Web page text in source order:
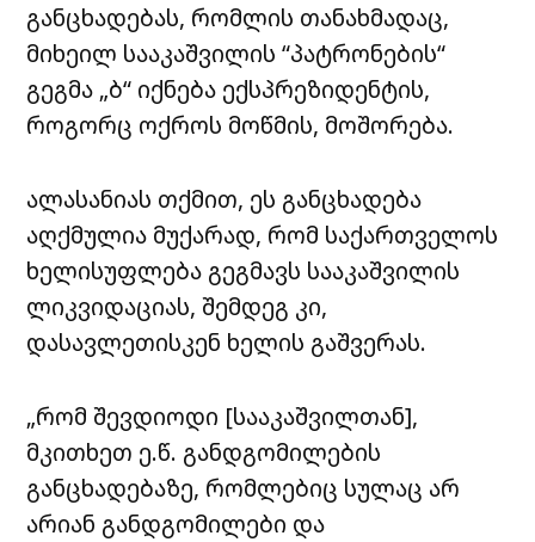
განცხადებას, რომლის თანახმადაც,
მიხეილ სააკაშვილის “პატრონების“
გეგმა „ბ“ იქნება ექსპრეზიდენტის,
როგორც ოქროს მოწმის, მოშორება.
ალასანიას თქმით, ეს განცხადება
აღქმულია მუქარად, რომ საქართველოს
ხელისუფლება გეგმავს სააკაშვილის
ლიკვიდაციას, შემდეგ კი,
დასავლეთისკენ ხელის გაშვერას.
„რომ შევდიოდი [სააკაშვილთან],
მკითხეთ ე.წ. განდგომილების
განცხადებაზე, რომლებიც სულაც არ
არიან განდგომილები და